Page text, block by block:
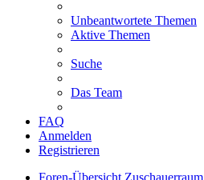
Unbeantwortete Themen
Aktive Themen
Suche
Das Team
FAQ
Anmelden
Registrieren